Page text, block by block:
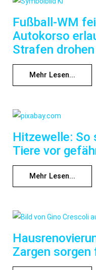
Fußball-WM
Autokorso
Strafen drohen
Mehr Lesen...
Hitzewelle: So
Tiere vor
Mehr Lesen...
Zargen sorgen